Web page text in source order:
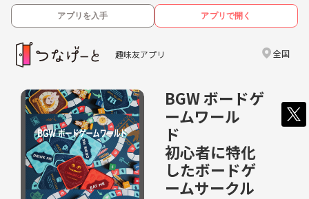
アプリを入手 アプリで開く
趣味友アプリ 全国
BGW ボードゲ
ームワール
ド
初心者に特化
したボードゲ
ームサークル